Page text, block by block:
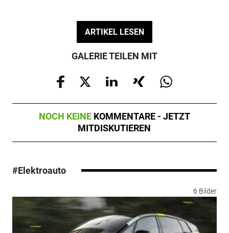
ARTIKEL LESEN
GALERIE TEILEN MIT
NOCH KEINE KOMMENTARE - JETZT
MITDISKUTIEREN
#Elektroauto
6 Bilder